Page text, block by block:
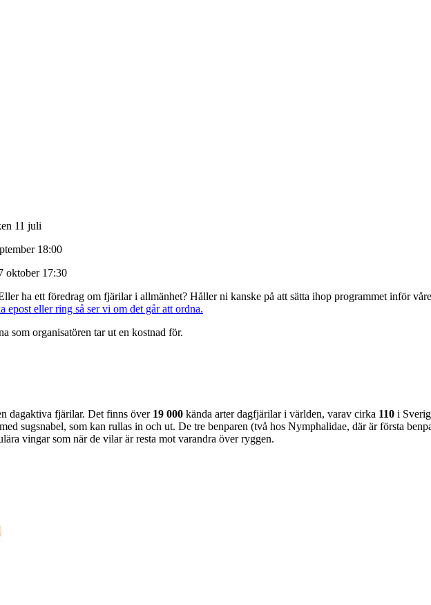
11 juli
18:00
oktober 17:30
ha ett föredrag om fjärilar i allmänhet? Håller ni kanske på att sätta ihop programmet inför
epost eller ring så ser vi om det går att ordna.
som organisatören tar ut en kostnad för.
dagaktiva fjärilar. Det finns över 19 000 kända arter dagfjärilar i världen, varav cirka 110 i
sugsnabel, som kan rullas in och ut. De tre benparen (två hos Nymphalidae, där är första
vingar som när de vilar är resta mot varandra över ryggen.